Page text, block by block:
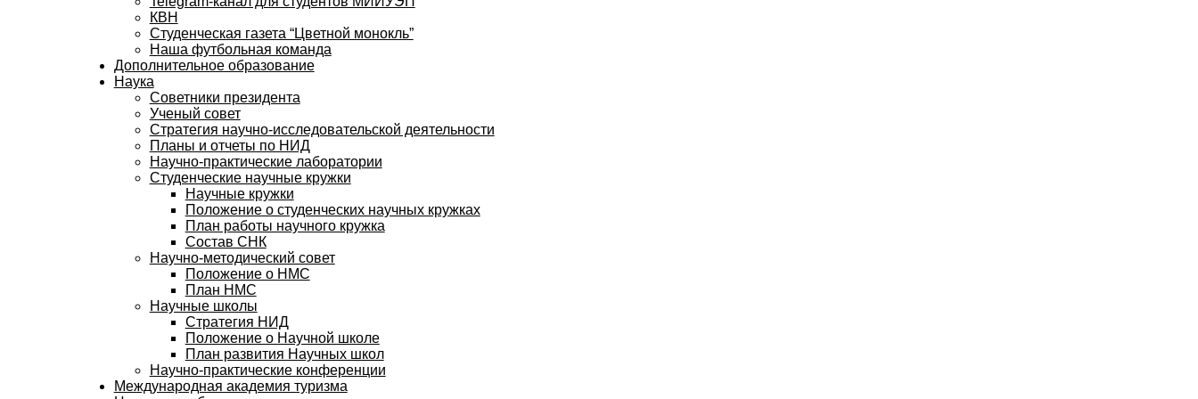
КВН
Студенческая газета “Цветной монокль”
Наша футбольная команда
Дополнительное образование
Наука
Советники президента
Ученый совет
Стратегия научно-исследовательской деятельности
Планы и отчеты по НИД
Научно-практические лаборатории
Студенческие научные кружки
Научные кружки
Положение о студенческих научных кружках
План работы научного кружка
Состав СНК
Научно-методический совет
Положение о НМС
План НМС
Научные школы
Стратегия НИД
Положение о Научной школе
План развития Научных школ
Научно-практические конференции
Международная академия туризма